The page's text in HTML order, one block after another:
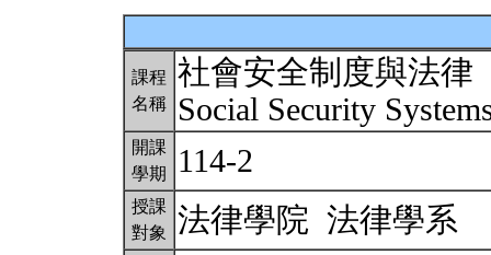
課程
名稱
社會安全制度與法律
Social Security
開課
學期
114-2
授課
對象
法律學院 法律學系